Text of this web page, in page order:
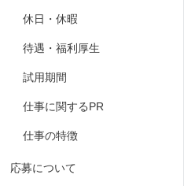
休日・休暇
待遇・福利厚生
試用期間
仕事に関するPR
仕事の特徴
応募について